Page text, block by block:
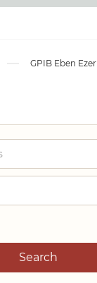
GPIB Eben Ezer
Search